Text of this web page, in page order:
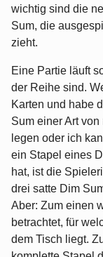
wichtig sind die
Sum, die
zieht.
Eine Partie läuft
der Reihe sind.
Karten und habe
Sum einer Art
legen oder ich
ein Stapel eines
hat, ist die
drei satte Dim
Aber: Zum einen
betrachtet, für
dem Tisch liegt.